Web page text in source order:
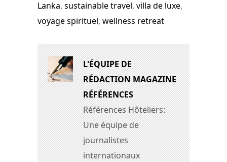
Lanka, sustainable travel, villa de luxe,
voyage spirituel, wellness retreat
L'ÉQUIPE DE
RÉDACTION MAGAZINE
RÉFÉRENCES
Références Hôteliers:
Une équipe de
journalistes
internationaux